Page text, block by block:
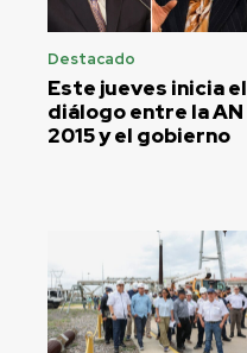
Destacado
Este jueves inicia el
diálogo entre la AN
2015 y el gobierno